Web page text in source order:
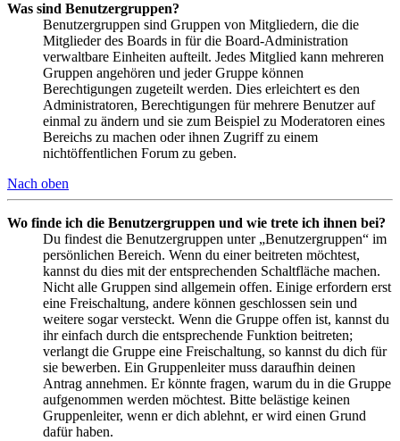
Was sind Benutzergruppen?
Benutzergruppen sind Gruppen von Mitgliedern, die die
Mitglieder des Boards in für die Board-Administration
verwaltbare Einheiten aufteilt. Jedes Mitglied kann mehreren
Gruppen angehören und jeder Gruppe können
Berechtigungen zugeteilt werden. Dies erleichtert es den
Administratoren, Berechtigungen für mehrere Benutzer auf
einmal zu ändern und sie zum Beispiel zu Moderatoren eines
Bereichs zu machen oder ihnen Zugriff zu einem
nichtöffentlichen Forum zu geben.
Nach oben
Wo finde ich die Benutzergruppen und wie trete ich ihnen bei?
Du findest die Benutzergruppen unter „Benutzergruppen“ im
persönlichen Bereich. Wenn du einer beitreten möchtest,
kannst du dies mit der entsprechenden Schaltfläche machen.
Nicht alle Gruppen sind allgemein offen. Einige erfordern erst
eine Freischaltung, andere können geschlossen sein und
weitere sogar versteckt. Wenn die Gruppe offen ist, kannst du
ihr einfach durch die entsprechende Funktion beitreten;
verlangt die Gruppe eine Freischaltung, so kannst du dich für
sie bewerben. Ein Gruppenleiter muss daraufhin deinen
Antrag annehmen. Er könnte fragen, warum du in die Gruppe
aufgenommen werden möchtest. Bitte belästige keinen
Gruppenleiter, wenn er dich ablehnt, er wird einen Grund
dafür haben.